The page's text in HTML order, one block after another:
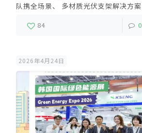
队携全场景、 多材质光伏支架解决方
未来能源展 以饱满的热情迎接每一位
带来了稳定、 高效、可靠的支架解决
端气候条件下的安装痛点 为客户提供了
助力光伏电站在群岛长久运营 未来，
依托厦门、漳州双基地垂直一体化生产
伏支架解决方案 强力支撑全球新能源
84 0
2026年4月24日